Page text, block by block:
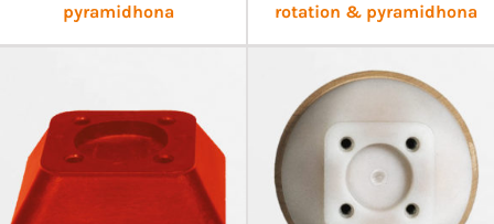
pyramidhona
rotation & pyramidhona